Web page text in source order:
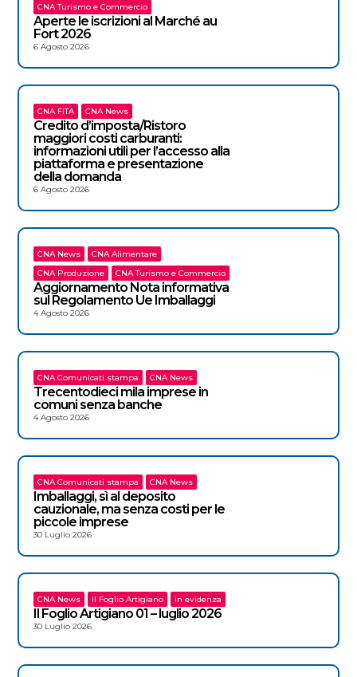
CNA Turismo e Commercio
Aperte le iscrizioni al Marché au
Fort 2026
6 Agosto 2026
CNA FITA CNA News
Credito d’imposta/Ristoro
maggiori costi carburanti:
informazioni utili per l’accesso alla
piattaforma e presentazione
della domanda
6 Agosto 2026
CNA News
CNA Alimentare
CNA Produzione
CNA Turismo e Commercio
Aggiornamento Nota informativa
sul Regolamento Ue Imballaggi
4 Agosto 2026
CNA Comunicati stampa CNA News
Trecentodieci mila imprese in
comuni senza banche
4 Agosto 2026
CNA Comunicati stampa CNA News
Imballaggi, sì al deposito
cauzionale, ma senza costi per le
piccole imprese
30 Luglio 2026
CNA News Il Foglio Artigiano in evidenza
Il Foglio Artigiano 01 – luglio 2026
30 Luglio 2026